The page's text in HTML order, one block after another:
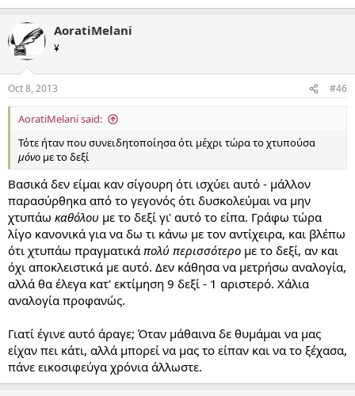
AoratiMelani
¥
Oct 8, 2013 #46
AoratiMelani said:
Τότε ήταν που συνειδητοποίησα ότι μέχρι τώρα το χτυπούσα
μόνο με το δεξί
Βασικά δεν είμαι καν σίγουρη ότι ισχύει αυτό - μάλλον
παρασύρθηκα από το γεγονός ότι δυσκολεύμαι να μην
χτυπάω καθόλου με το δεξί γι' αυτό το είπα. Γράφω τώρα
λίγο κανονικά για να δω τι κάνω με τον αντίχειρα, και βλέπω
ότι χτυπάω πραγματικά πολύ περισσότερο με το δεξί, αν και
όχι αποκλειστικά με αυτό. Δεν κάθησα να μετρήσω αναλογία,
αλλά θα έλεγα κατ' εκτίμηση 9 δεξί - 1 αριστερό. Χάλια
αναλογία προφανώς.
Γιατί έγινε αυτό άραγε; Όταν μάθαινα δε θυμάμαι να μας
είχαν πει κάτι, αλλά μπορεί να μας το είπαν και να το ξέχασα,
πάνε εικοσιφεύγα χρόνια άλλωστε.